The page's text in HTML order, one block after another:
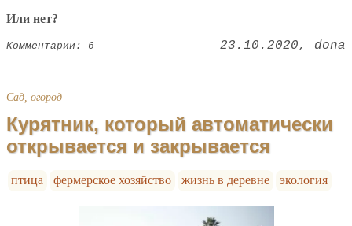
Или нет?
Комментарии: 6 23.10.2020 dona
Сад, огород
Курятник, который автоматически
открывается и закрывается
птица фермерское хозяйство жизнь в деревне экология